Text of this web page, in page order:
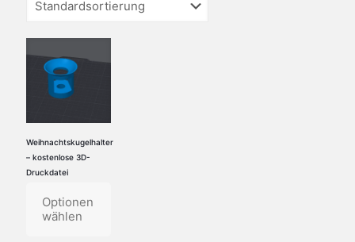
Weihnachtskugelhalter
– kostenlose 3D-
Druckdatei
Optionen
wählen